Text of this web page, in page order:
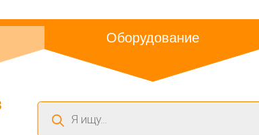
Оборудование
Поиск
товаров